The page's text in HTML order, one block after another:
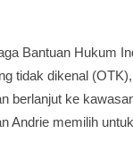
Bantuan Hukum
tidak dikenal
berlanjut ke
Andrie memilih